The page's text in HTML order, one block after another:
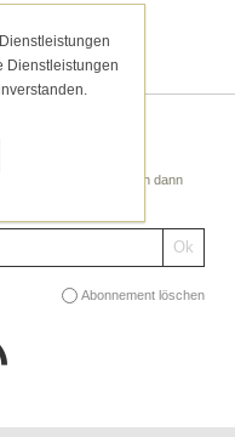
Newsletter! Sie erhalten dann
Abonnement löschen
Dienstleistungen